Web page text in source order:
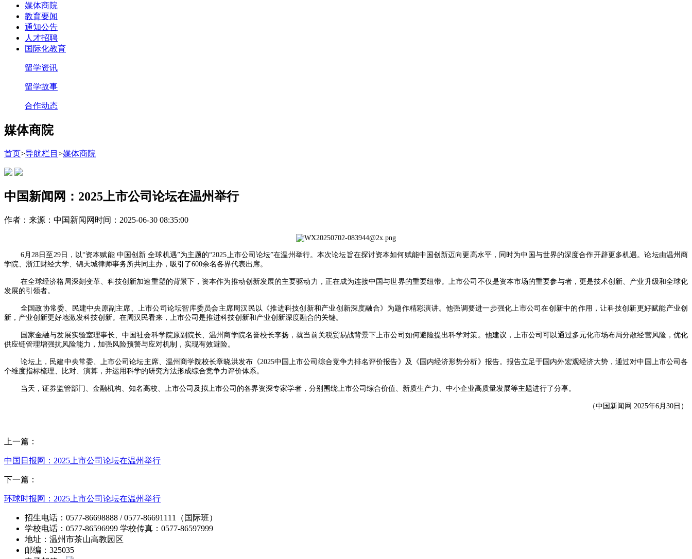
媒体商院
教育要闻
通知公告
人才招聘
国际化教育
留学资讯
留学故事
合作动态
媒体商院
首页>导航栏目 >媒体商院
中国新闻网：2025上市公司论坛在温州举行
作者： 来源：中国新闻网 时间：2025-06-30 08:35:00
6月28日至29日，以“资本赋能 中国创新 全球机遇”为主题的“2025上市公司论坛”在温州举行。本次论坛旨在探讨资本如何赋能中国创新迈向更高水平，同时为中国与世界的深度合作开辟更多机遇。论坛由温州商
学院、浙江财经大学、锦天城律师事务所共同主办，吸引了600余名各界代表出席。
在全球经济格局深刻变革、科技创新加速重塑的背景下，资本作为推动创新发展的主要驱动力，正在成为连接中国与世界的重要纽带。上市公司不仅是资本市场的重要参与者，更是技术创新、产业升级和全球化
发展的引领者。
全国政协常委、民建中央原副主席、上市公司论坛智库委员会主席周汉民以《推进科技创新和产业创新深度融合》为题作精彩演讲。他强调要进一步强化上市公司在创新中的作用，让科技创新更好赋能产业创
新，产业创新更好地激发科技创新。在周汉民看来，上市公司是推进科技创新和产业创新深度融合的关键。
国家金融与发展实验室理事长、中国社会科学院原副院长、温州商学院名誉校长李扬，就当前关税贸易战背景下上市公司如何避险提出科学对策。他建议，上市公司可以通过多元化市场布局分散经营风险，优化
供应链管理增强抗风险能力，加强风险预警与应对机制，实现有效避险。
论坛上，民建中央常委、上市公司论坛主席、温州商学院校长章晓洪发布《2025中国上市公司综合竞争力排名评价报告》及《国内经济形势分析》报告。报告立足于国内外宏观经济大势，通过对中国上市公司各
个维度指标梳理、比对、演算，并运用科学的研究方法形成综合竞争力评价体系。
当天，证券监管部门、金融机构、知名高校、上市公司及拟上市公司的各界资深专家学者，分别围绕上市公司综合价值、新质生产力、中小企业高质量发展等主题进行了分享。
（中国新闻网 2025年6月30日）
上一篇：
中国日报网：2025上市公司论坛在温州举行
下一篇：
环球时报网：2025上市公司论坛在温州举行
招生电话：0577-86698888 / 0577-86691111（国际班）
学校电话：0577-86596999 学校传真：0577-86597999
地址：温州市茶山高教园区
邮编：325035